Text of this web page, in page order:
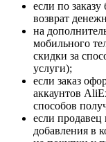
если по
возврат
на
мобильного
скидки за
услуги);
если заказ
аккаунтов
способов
если продавец
добавления в